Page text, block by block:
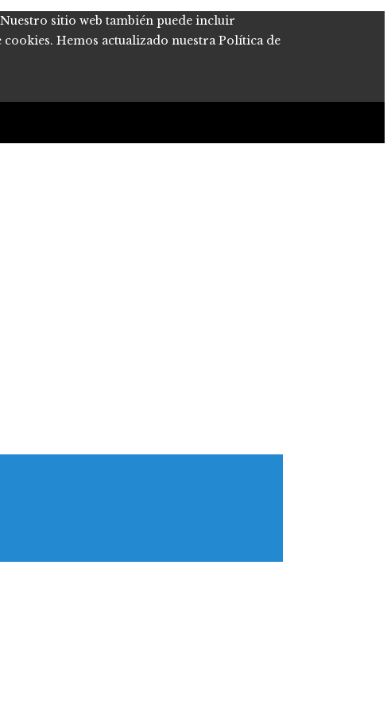
sitio web también puede incluir
Hemos actualizado nuestra Política de